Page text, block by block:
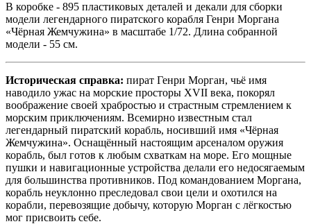
В коробке - 895 пластиковых деталей и декали для сборки
модели легендарного пиратского корабля Генри Моргана
«Чёрная Жемчужина» в масштабе 1/72. Длина собранной
модели - 55 см.
Историческая справка: пират Генри Морган, чьё имя
наводило ужас на морские просторы XVII века, покорял
воображение своей храбростью и страстным стремлением к
морским приключениям. Всемирно известным стал
легендарный пиратский корабль, носивший имя «Чёрная
Жемчужина». Оснащённый настоящим арсеналом оружия
корабль, был готов к любым схваткам на море. Его мощные
пушки и навигационные устройства делали его недосягаемым
для большинства противников. Под командованием Моргана,
корабль неуклонно преследовал свои цели и охотился на
корабли, перевозящие добычу, которую Морган с лёгкостью
мог присвоить себе.